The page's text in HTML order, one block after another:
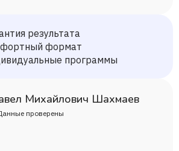
результата
формат
программы
Михайлович Шахмаев
проверены